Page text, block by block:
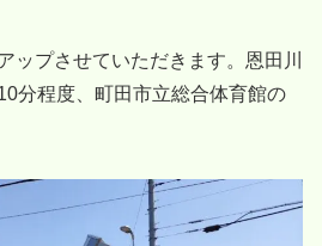
ップさせていただきます。恩田川
分程度、町田市立総合体育館の